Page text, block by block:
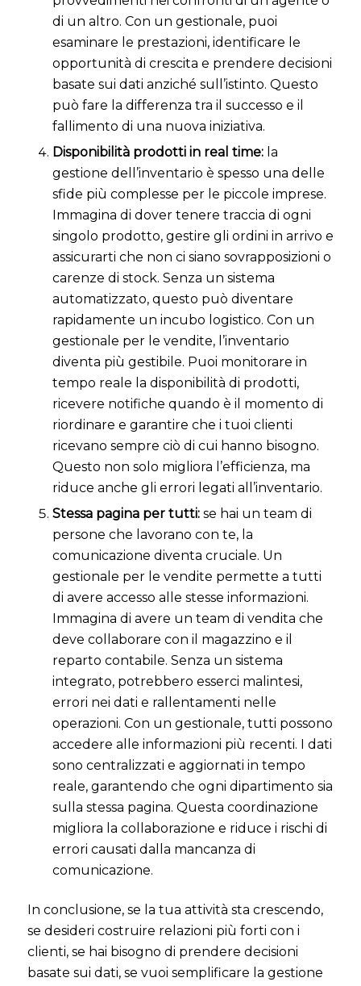
di un altro. Con un gestionale, puoi
esaminare le prestazioni, identificare le
opportunità di crescita e prendere decisioni
basate sui dati anziché sull’istinto. Questo
può fare la differenza tra il successo e il
fallimento di una nuova iniziativa.
Disponibilità prodotti in real time: la
gestione dell’inventario è spesso una delle
sfide più complesse per le piccole imprese.
Immagina di dover tenere traccia di ogni
singolo prodotto, gestire gli ordini in arrivo e
assicurarti che non ci siano sovrapposizioni o
carenze di stock. Senza un sistema
automatizzato, questo può diventare
rapidamente un incubo logistico. Con un
gestionale per le vendite, l’inventario
diventa più gestibile. Puoi monitorare in
tempo reale la disponibilità di prodotti,
ricevere notifiche quando è il momento di
riordinare e garantire che i tuoi clienti
ricevano sempre ciò di cui hanno bisogno.
Questo non solo migliora l’efficienza, ma
riduce anche gli errori legati all’inventario.
Stessa pagina per tutti: se hai un team di
persone che lavorano con te, la
comunicazione diventa cruciale. Un
gestionale per le vendite permette a tutti
di avere accesso alle stesse informazioni.
Immagina di avere un team di vendita che
deve collaborare con il magazzino e il
reparto contabile. Senza un sistema
integrato, potrebbero esserci malintesi,
errori nei dati e rallentamenti nelle
operazioni. Con un gestionale, tutti possono
accedere alle informazioni più recenti. I dati
sono centralizzati e aggiornati in tempo
reale, garantendo che ogni dipartimento sia
sulla stessa pagina. Questa coordinazione
migliora la collaborazione e riduce i rischi di
errori causati dalla mancanza di
comunicazione.
In conclusione, se la tua attività sta crescendo,
se desideri costruire relazioni più forti con i
clienti, se hai bisogno di prendere decisioni
basate sui dati, se vuoi semplificare la gestione